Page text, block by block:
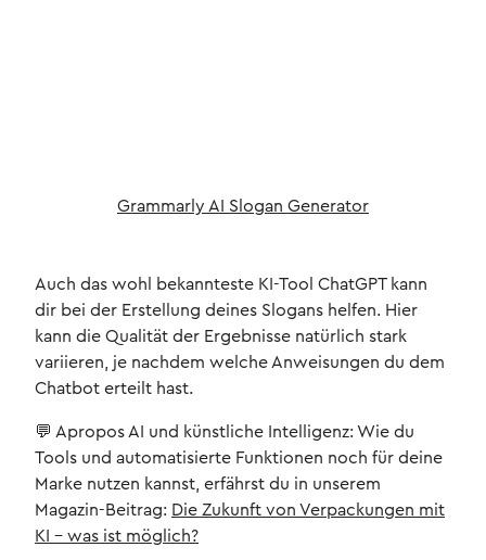
Grammarly AI Slogan Generator
Auch das wohl bekannteste KI-Tool ChatGPT kann
dir bei der Erstellung deines Slogans helfen. Hier
kann die Qualität der Ergebnisse natürlich stark
variieren, je nachdem welche Anweisungen du dem
Chatbot erteilt hast.
💬 Apropos AI und künstliche Intelligenz: Wie du
Tools und automatisierte Funktionen noch für deine
Marke nutzen kannst, erfährst du in unserem
Magazin-Beitrag: Die Zukunft von Verpackungen mit
KI – was ist möglich?